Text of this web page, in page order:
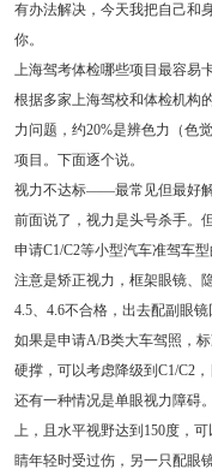
有办法解决，今天我把自己和
你。
上海驾考体检哪些项目最容易
根据多家上海驾校和体检机构
力问题，约20%是辨色力（色
项目。下面逐个说。
视力不达标——最常见但最好
前面说了，视力是头号杀手。
申请C1/C2等小型汽车准驾车
注意是矫正视力，框架眼镜、
4.5、4.6不合格，出去配副眼
如果是申请A/B类大车驾照，
硬撑，可以考虑降级到C1/C2，
还有一种情况是单眼视力障碍
上，且水平视野达到150度，
睛年轻时受过伤，另一只配眼